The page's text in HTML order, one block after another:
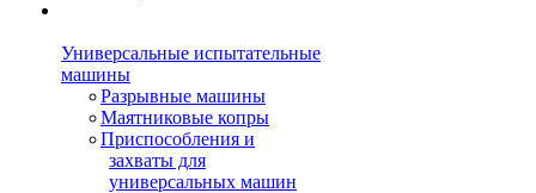
Универсальные испытательные
машины
Разрывные машины
Маятниковые копры
Приспособления и
захваты для
универсальных машин